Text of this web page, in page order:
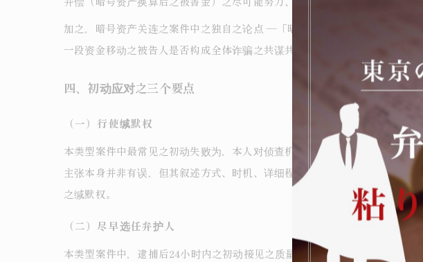
加之，暗号资产关连之案件中之独自之论点 ―「暗号资产之特定性问题」（
一段资金移动之被告人是否构成全体诈骗之共谋共同正犯）等 ― 之专业弁护
四、初动应对之三个要点
（一）行使缄默权
本类型案件中最常见之初动失败为，本人对侦查机关说明「不知是诈骗，以
主张本身并非有误，但其叙述方式、时机、详细程度等若不经弁护人调整，
之缄默权。
（二）尽早选任弁护人
本类型案件中，逮捕后24小时内之初动接见之质量决定案件结局。本案中